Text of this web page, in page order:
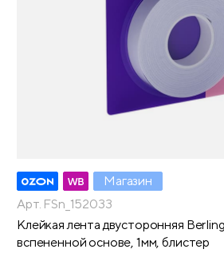
Магазин
Арт. FSn_152033
Клейкая лента двусторонняя
вспененной основе, 1мм, блистер